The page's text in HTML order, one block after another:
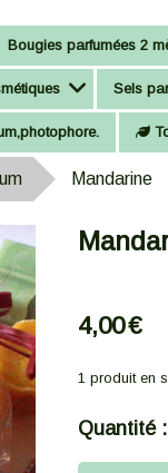
Bougies parfumées 2
Sels
Mandarine
4,00€
1 produit en
Quantité :